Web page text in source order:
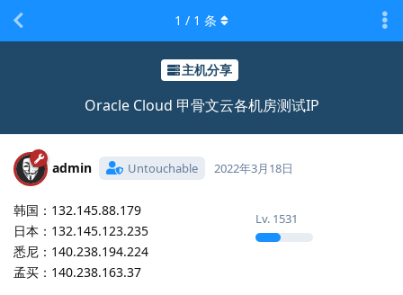
主机分享
Oracle Cloud 甲骨文云各机房测试IP
1 / 1 条
admin Untouchable
Lv. 1531
2022年3月18日
韩国：132.145.88.179
日本：132.145.123.235
悉尼：140.238.194.224
孟买：140.238.163.37